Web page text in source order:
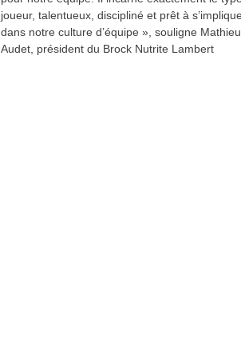
joueur, talentueux, discipliné et prêt à
dans notre culture d’équipe », souligne Mathieu
Audet, président du Brock Nutrite Lambert